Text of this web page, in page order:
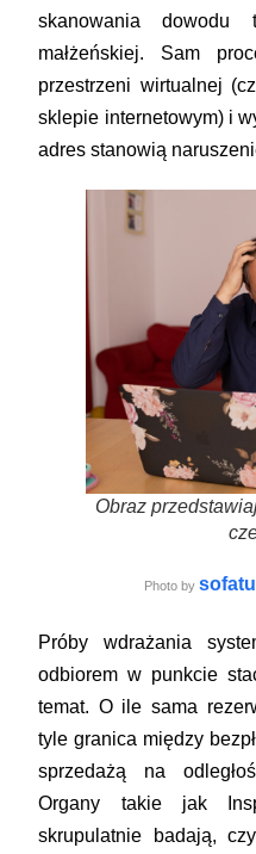
skanowania dowodu
małżeńskiej. Sam
przestrzeni wirtualnej
sklepie internetowym) i
adres stanowią
Obraz
Photo by
Próby wdrażania
odbiorem w punkcie
temat. O ile sama
tyle granica między
sprzedażą na
Organy takie jak
skrupulatnie badają,